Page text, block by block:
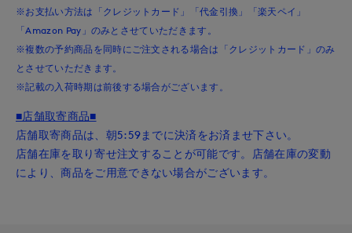
※お支払い方法は「クレジットカード」「代金引換」「楽天ペイ」
「Amazon Pay」のみとさせていただきます。
※複数の予約商品を同時にご注文される場合は「クレジットカード」のみ
とさせていただきます。
※記載の入荷時期は前後する場合がございます。
■店舗取寄商品■
店舗取寄商品は、朝5:59までに決済をお済ませ下さい。
店舗在庫を取り寄せ注文することが可能です。店舗在庫の変動
により、商品をご用意できない場合がございます。